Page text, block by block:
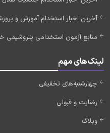
آخرین اخبار استخدام آموزش و پرورش 1405 (به
منابع آزمون استخدامی پتروشیمی
لینک‌های مهم
چهارشنبه‌های تخفیفی
رضایت و قبولی
وبلاگ